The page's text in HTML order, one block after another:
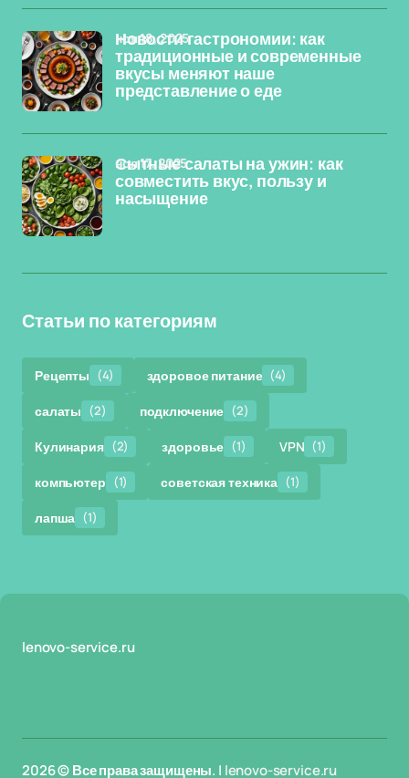
Новости гастрономии: как
традиционные и современные
вкусы меняют наше
представление о еде
ноя 18, 2025
Сытные салаты на ужин: как
совместить вкус, пользу и
насыщение
ноя 17, 2025
Статьи по категориям
Рецепты (4) здоровое питание (4)
салаты (2) подключение (2)
Кулинария (2) здоровье (1) VPN (1)
компьютер (1) советская техника (1)
лапша (1)
lenovo-service.ru
2026 © Все права защищены. | lenovo-service.ru